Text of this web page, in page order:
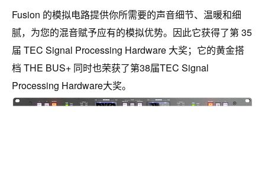
Fusion 的模拟电路提供你所需要的声音细节、温暖和细
腻，为您的混音赋予应有的模拟优势。因此它获得了第 35
届 TEC Signal Processing Hardware 大奖；它的黄金搭
档 THE BUS+ 同时也荣获了第38届TEC Signal
Processing Hardware大奖。